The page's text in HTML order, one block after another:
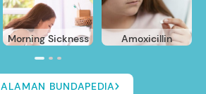
Morning Sickness Amoxicillin
BUNDAPEDIA